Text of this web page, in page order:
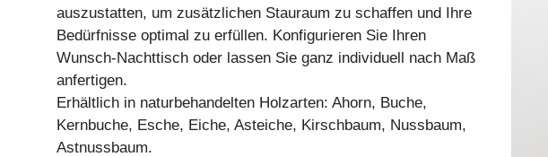
auszustatten, um zusätzlichen Stauraum zu schaffen und Ihre
Bedürfnisse optimal zu erfüllen. Konfigurieren Sie Ihren
Wunsch-Nachttisch oder lassen Sie ganz individuell nach Maß
anfertigen.
Erhältlich in naturbehandelten Holzarten: Ahorn, Buche,
Kernbuche, Esche, Eiche, Asteiche, Kirschbaum, Nussbaum,
Astnussbaum.